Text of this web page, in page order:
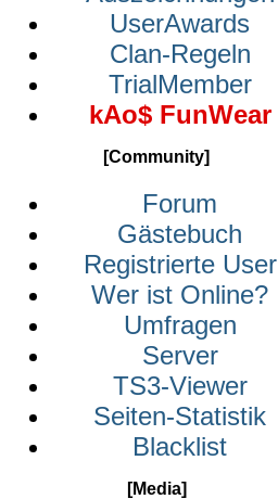
UserAwards
Clan-Regeln
TrialMember
kAo$ FunWear
[Community]
Forum
Gästebuch
Registrierte User
Wer ist Online?
Umfragen
Server
TS3-Viewer
Seiten-Statistik
Blacklist
[Media]